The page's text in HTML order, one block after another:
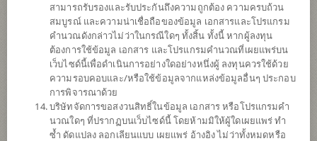
ลงทุนในหน่วยลงทุนของกองทุนรวมต่างประเทศอย่างน้อย 2 กองทุน
เช่น หน่วย CIS หน่วยของกองทุนอีทีเอฟ (ETF) เป็นต้น ที่เน้นลงทุนใน
หลักทรัพย์หรือตราสารของบริษัทที่ได้ประโยชน์จากการประกอบธุรกิจ
ที่เกี่ยวข้องกับการท่องเที่ยวและสันทนาการ อาทิ กลุ่มธุรกิจโรงแรม
กลุ่มธุรกิจสายการบิน กลุ่มธุรกิจการท่องเที่ยวที่ให้บริการเทคโนโลยี
ผ่านช่องทางออนไลน์ เช่น บริการจองที่พัก ตั๋วเครื่องบิน บริการยาน
พาหนะ บริการเปรียบเทียบราคา และบริการข้อมูลคำปรึกษาด้านการ
ท่องเที่ยว โดยเฉลี่ยในรอบปีบัญชีไม่น้อยกว่า 80% ของ NAV
กองทุนอาจลงทุนในหน่วยลงทุนของกองทุนรวม หรือกองทุนรวม
อสังหาริมทรัพย์ (กอง1) หรือทรัสต์เพื่อการลงทุนในอสังหาริมทรัพย์
สามารถรับรองและรับประกันถึงความถูกต้อง ความครบถ้วน
สมบูรณ์ และความน่าเชื่อถือของข้อมูล เอกสารและโปรแกรม
คำนวณดังกล่าวไม่ว่าในกรณีใดๆ ทั้งสิ้น ทั้งนี้ หากผู้ลงทุน
ต้องการใช้ข้อมูล เอกสาร และโปรแกรมคำนวณที่เผยแพร่บน
เว็บไซด์นี้เพื่อดำเนินการอย่างใดอย่างหนึ่งผู้ ลงทุนควรใช้ด้วย
ความรอบคอบและ/หรือใช้ข้อมูลจากแหล่งข้อมูลอื่นๆ ประกอบ
การพิจารณาด้วย
บริษัทจัดการขอสงวนสิทธิ์ในข้อมูล เอกสาร หรือโปรแกรมคำ
นวณใดๆ ที่ปรากฏบนเว็บไซด์นี้ โดยห้ามมิให้ผู้ใดเผยแพร่ ทำ
ซ้ำ ดัดแปลง ลอกเลียนแบบ เผยแพร่ อ้างอิง ไม่ว่าทั้งหมดหรือ